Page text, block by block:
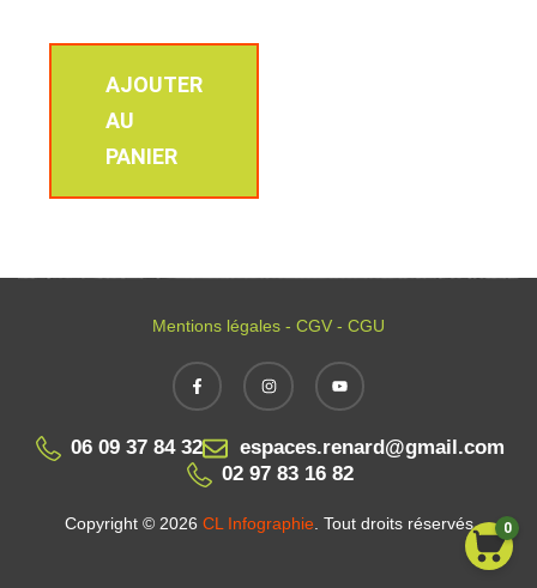
AJOUTER
AU
PANIER
Mentions légales - CGV - CGU
06 09 37 84 32
espaces.renard@gmail.com
02 97 83 16 82
Copyright © 2026 CL Infographie. Tout droits réservés 0